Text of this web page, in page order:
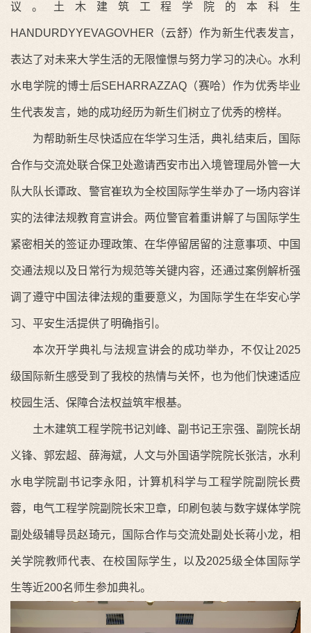
议。土木建筑工程学院的本科生
HANDURDYYEVAGOVHER（云舒）作为新生代表发言，
表达了对未来大学生活的无限憧憬与努力学习的决心。水利
水电学院的博士后SEHARRAZZAQ（赛哈）作为优秀毕业
生代表发言，她的成功经历为新生们树立了优秀的榜样。
为帮助新生尽快适应在华学习生活，典礼结束后，国际
合作与交流处联合保卫处邀请西安市出入境管理局外管一大
队大队长谭政、警官崔玖为全校国际学生举办了一场内容详
实的法律法规教育宣讲会。两位警官着重讲解了与国际学生
紧密相关的签证办理政策、在华停留居留的注意事项、中国
交通法规以及日常行为规范等关键内容，还通过案例解析强
调了遵守中国法律法规的重要意义，为国际学生在华安心学
习、平安生活提供了明确指引。
本次开学典礼与法规宣讲会的成功举办，不仅让2025
级国际新生感受到了我校的热情与关怀，也为他们快速适应
校园生活、保障合法权益筑牢根基。
土木建筑工程学院书记刘峰、副书记王宗强、副院长胡
义锋、郭宏超、薛海斌，人文与外国语学院院长张洁，水利
水电学院副书记李永阳，计算机科学与工程学院副院长费
蓉，电气工程学院副院长宋卫章，印刷包装与数字媒体学院
副处级辅导员赵琦元，国际合作与交流处副处长蒋小龙，相
关学院教师代表、在校国际学生，以及2025级全体国际学
生等近200名师生参加典礼。